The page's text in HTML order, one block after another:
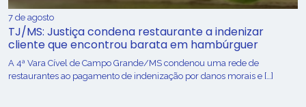
7 de agosto
TJ/MS: Justiça condena restaurante a indenizar
cliente que encontrou barata em hambúrguer
A 4ª Vara Cível de Campo Grande/MS condenou uma rede de
restaurantes ao pagamento de indenização por danos morais e […]